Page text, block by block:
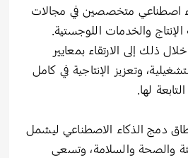
اصطناعي متخصصين في مجالات
والخدمات اللوجستية.
ذلك إلى الارتقاء بمعايير
وتعزيز الإنتاجية في كامل
لها.
دمج الذكاء الاصطناعي ليشمل
والصحة والسلامة، وتسعى